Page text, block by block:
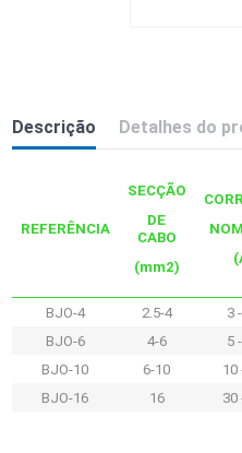
Descrição Detalhes do
REFERÊNCIA
SECÇÃO
DE
CABO
(mm2)
BJO-4 2.5-4 3
BJO-6
4-6 5
BJO-10
6-10 10
BJO-16
16 30